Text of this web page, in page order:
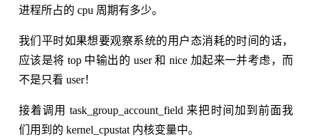
进程所占的 cpu 周期有多少。
我们平时如果想要观察系统的用户态消耗的时间的话，
应该是将 top 中输出的 user 和 nice 加起来一并考虑，而
不是只看 user！
接着调用 task_group_account_field 来把时间加到前面我
们用到的 kernel_cpustat 内核变量中。